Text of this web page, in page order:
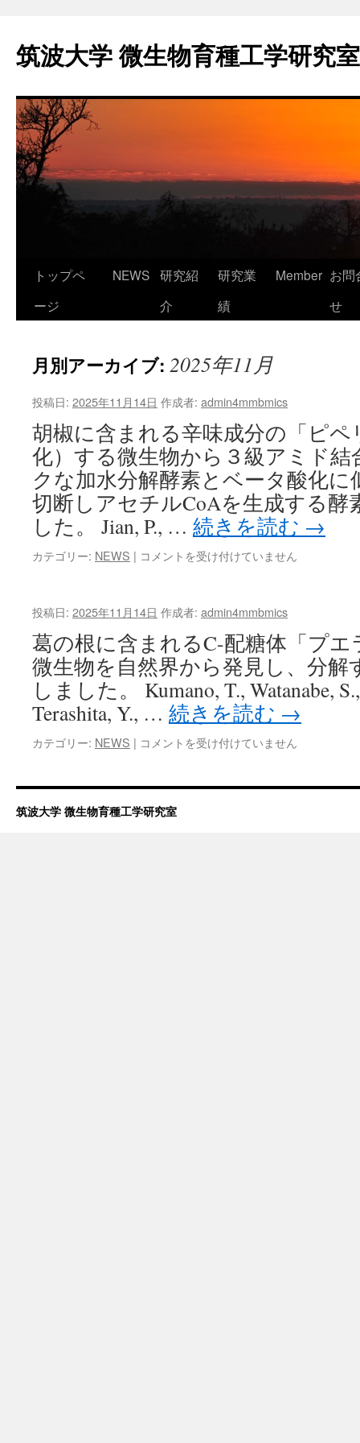
テ
ン
へ
ス
キ
ッ
プ
筑波大学 微生物育種工学研究室
トップペ
ージ
NEWS 研究紹
介
研究業
績
Member お問
せ
月別アーカイブ: 2025年11月
投稿日: 2025年11月14日 作成者: admin4mmbmics
胡椒に含まれる辛味成分の「ピペ
化）する微生物から３級アミド
クな加水分解酵素とベータ酸化
切断しアセチルCoAを生成する酵
した。 Jian, P., … 続きを読む →
カテゴリー: NEWS | は
コメントを受け付けていません
投稿日: 2025年11月14日 作成者: admin4mmbmics
葛の根に含まれるC-配糖体「プ
微生物を自然界から発見し、分解
しました。 Kumano, T., Watanabe,
Terashita, Y., … 続きを読む →
カテゴリー: NEWS | は
コメントを受け付けていません
筑波大学 微生物育種工学研究室